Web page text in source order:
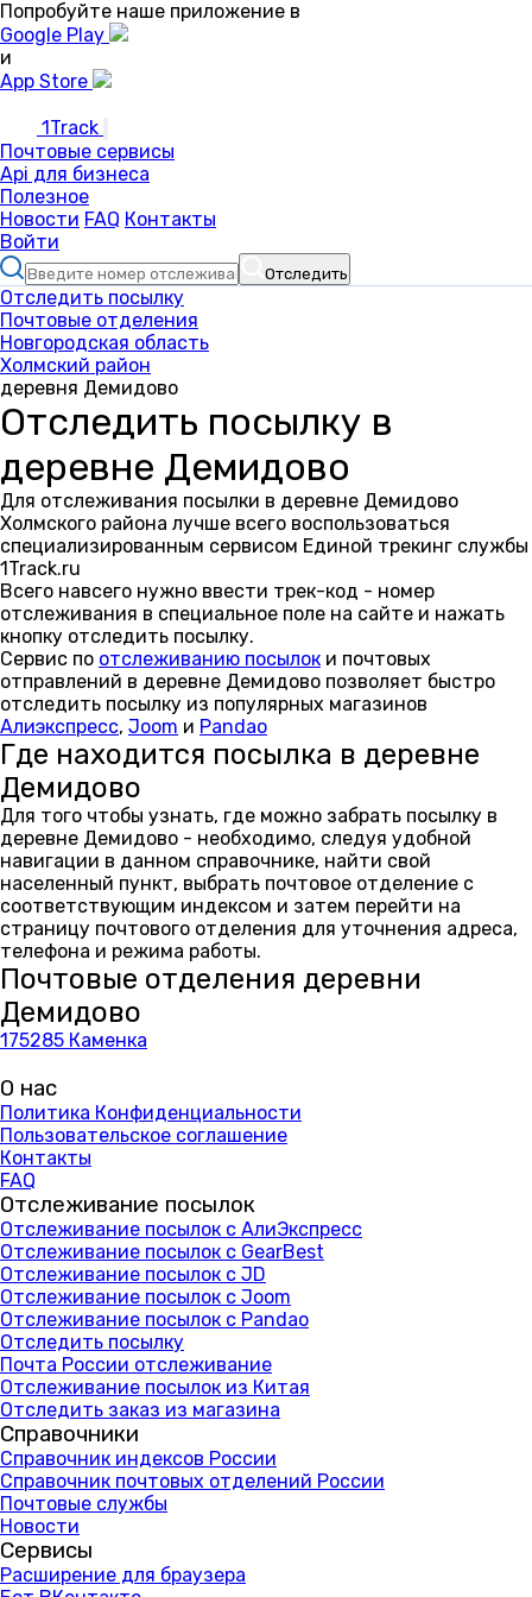
Попробуйте наше приложение в
Google Play
и
App Store
1Track
Почтовые сервисы
Api для бизнеса
Полезное
Новости FAQ Контакты
Войти
Отследить
Отследить посылку
Почтовые отделения
Новгородская область
Холмский район
деревня Демидово
Отследить посылку в
деревне Демидово
Для отслеживания посылки в деревне Демидово
Холмского района лучше всего воспользоваться
специализированным сервисом Единой трекинг службы
1Track.ru
Всего навсего нужно ввести трек-код - номер
отслеживания в специальное поле на сайте и нажать
кнопку отследить посылку.
Сервис по отслеживанию посылок и почтовых
отправлений в деревне Демидово позволяет быстро
отследить посылку из популярных магазинов
Алиэкспресс, Joom и Pandao
Где находится посылка в деревне
Демидово
Для того чтобы узнать, где можно забрать посылку в
деревне Демидово - необходимо, следуя удобной
навигации в данном справочнике, найти свой
населенный пункт, выбрать почтовое отделение с
соответствующим индексом и затем перейти на
страницу почтового отделения для уточнения адреса,
телефона и режима работы.
Почтовые отделения деревни
Демидово
175285 Каменка
О нас
Политика Конфиденциальности
Пользовательское соглашение
Контакты
FAQ
Отслеживание посылок
Отслеживание посылок с АлиЭкспресс
Отслеживание посылок с GearBest
Отслеживание посылок с JD
Отслеживание посылок с Joom
Отслеживание посылок с Pandao
Отследить посылку
Почта России отслеживание
Отслеживание посылок из Китая
Отследить заказ из магазина
Справочники
Справочник индексов России
Справочник почтовых отделений России
Почтовые службы
Новости
Сервисы
Расширение для браузера